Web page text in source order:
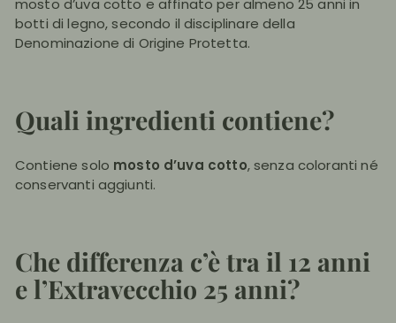
botti di legno, secondo il disciplinare della
Denominazione di Origine Protetta.
Quali ingredienti contiene?
Contiene solo mosto d’uva cotto, senza coloranti né
conservanti aggiunti.
Che differenza c’è tra il 12 anni
e l’Extravecchio 25 anni?